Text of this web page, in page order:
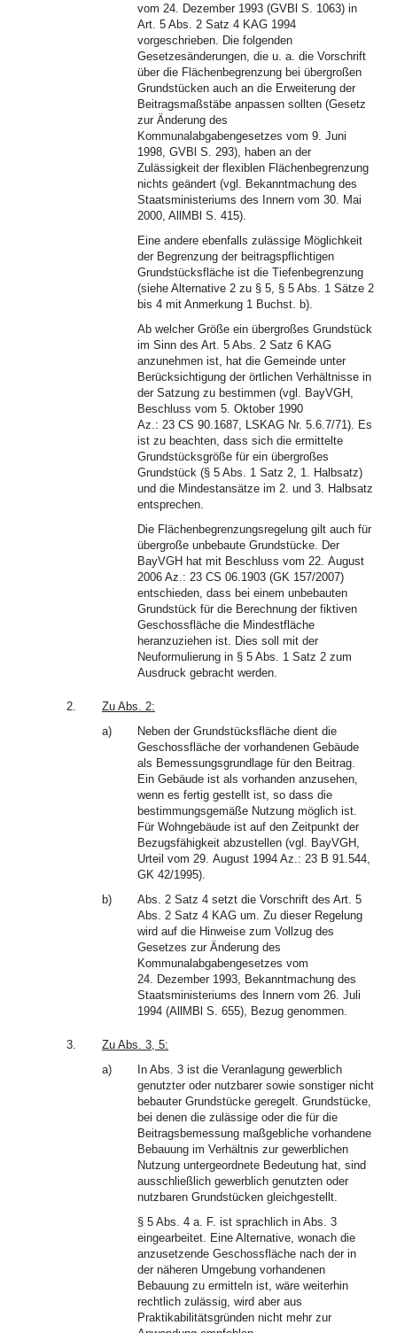
vom 24. Dezember 1993 (GVBl S. 1063) in
Art. 5 Abs. 2 Satz 4 KAG 1994
vorgeschrieben. Die folgenden
Gesetzesänderungen, die u. a. die Vorschrift
über die Flächenbegrenzung bei übergroßen
Grundstücken auch an die Erweiterung der
Beitragsmaßstäbe anpassen sollten (Gesetz
zur Änderung des
Kommunalabgabengesetzes vom 9. Juni
1998, GVBl S. 293), haben an der
Zulässigkeit der flexiblen Flächenbegrenzung
nichts geändert (vgl. Bekanntmachung des
Staatsministeriums des Innern vom 30. Mai
2000, AllMBl S. 415).
Eine andere ebenfalls zulässige Möglichkeit
der Begrenzung der beitragspflichtigen
Grundstücksfläche ist die Tiefenbegrenzung
(siehe Alternative 2 zu § 5, § 5 Abs. 1 Sätze 2
bis 4 mit Anmerkung 1 Buchst. b).
Ab welcher Größe ein übergroßes Grundstück
im Sinn des Art. 5 Abs. 2 Satz 6 KAG
anzunehmen ist, hat die Gemeinde unter
Berücksichtigung der örtlichen Verhältnisse in
der Satzung zu bestimmen (vgl. BayVGH,
Beschluss vom 5. Oktober 1990
Az.: 23 CS 90.1687, LSKAG Nr. 5.6.7/71). Es
ist zu beachten, dass sich die ermittelte
Grundstücksgröße für ein übergroßes
Grundstück (§ 5 Abs. 1 Satz 2, 1. Halbsatz)
und die Mindestansätze im 2. und 3. Halbsatz
entsprechen.
Die Flächenbegrenzungsregelung gilt auch für
übergroße unbebaute Grundstücke. Der
BayVGH hat mit Beschluss vom 22. August
2006 Az.: 23 CS 06.1903 (GK 157/2007)
entschieden, dass bei einem unbebauten
Grundstück für die Berechnung der fiktiven
Geschossfläche die Mindestfläche
heranzuziehen ist. Dies soll mit der
Neuformulierung in § 5 Abs. 1 Satz 2 zum
Ausdruck gebracht werden.
2.
Zu Abs. 2:
a)
Neben der Grundstücksfläche dient die
Geschossfläche der vorhandenen Gebäude
als Bemessungsgrundlage für den Beitrag.
Ein Gebäude ist als vorhanden anzusehen,
wenn es fertig gestellt ist, so dass die
bestimmungsgemäße Nutzung möglich ist.
Für Wohngebäude ist auf den Zeitpunkt der
Bezugsfähigkeit abzustellen (vgl. BayVGH,
Urteil vom 29. August 1994 Az.: 23 B 91.544,
GK 42/1995).
b)
Abs. 2 Satz 4 setzt die Vorschrift des Art. 5
Abs. 2 Satz 4 KAG um. Zu dieser Regelung
wird auf die Hinweise zum Vollzug des
Gesetzes zur Änderung des
Kommunalabgabengesetzes vom
24. Dezember 1993, Bekanntmachung des
Staatsministeriums des Innern vom 26. Juli
1994 (AllMBl S. 655), Bezug genommen.
3.
Zu Abs. 3, 5:
a)
In Abs. 3 ist die Veranlagung gewerblich
genutzter oder nutzbarer sowie sonstiger nicht
bebauter Grundstücke geregelt. Grundstücke,
bei denen die zulässige oder die für die
Beitragsbemessung maßgebliche vorhandene
Bebauung im Verhältnis zur gewerblichen
Nutzung untergeordnete Bedeutung hat, sind
ausschließlich gewerblich genutzten oder
nutzbaren Grundstücken gleichgestellt.
§ 5 Abs. 4 a. F. ist sprachlich in Abs. 3
eingearbeitet. Eine Alternative, wonach die
anzusetzende Geschossfläche nach der in
der näheren Umgebung vorhandenen
Bebauung zu ermitteln ist, wäre weiterhin
rechtlich zulässig, wird aber aus
Praktikabilitätsgründen nicht mehr zur